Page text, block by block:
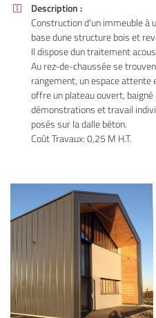

Description :
Construction d'un immeuble à
base dune structure bois et
Il dispose dun traitement
Au rez-de-chaussée se
rangement, un espace attente
offre un plateau ouvert, baigné
démonstrations et travail
posés sur la dalle béton.
Coût Travaux: 0,25 M H.T.